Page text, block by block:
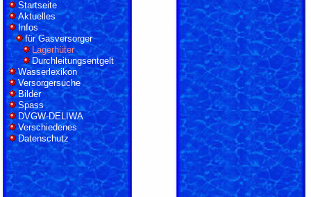
Startseite
Aktuelles
Infos
für Gasversorger
Lagerhüter
Durchleitungsentgelt
Wasserlexikon
Versorgersuche
Bilder
Spass
DVGW-DELIWA
Verschiedenes
Datenschutz
LOGIN